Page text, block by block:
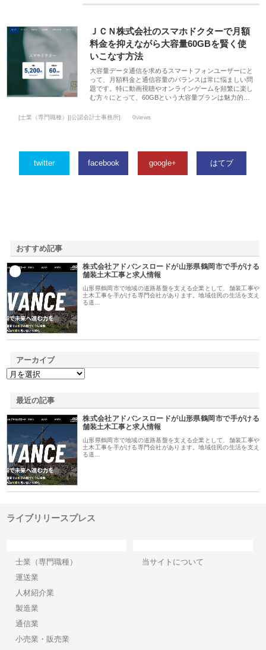
ＪＣＮ株式会社のスマホドクターで月額
料金を抑えながら大容量60GBを賢く使
いこなす方法
大容量データ通信を求めるスマートフォンユーザーにと
って、月額料金と通信容量のバランスは常に悩ましい問
題です。特に動画視聴やオンラインゲームを頻繁に楽し
む方々にとって、60GBという大容量プランは魅力的…
[士業（専門職種）][公認会計士事務所] 0views
twitter facebook google+ はてブ
おすすめ記事
株式会社アドバンスロードが山形県鶴岡市で手がける
舗装土木工事と求人情報
山形県鶴岡市で地域の道路基盤を支える企業として、舗装工事や
土木工事を手がける専門会社があります。地域住民の生活を支え
る道…
アーカイブ
最近の記事
株式会社アドバンスロードが山形県鶴岡市で手がける
舗装土木工事と求人情報
山形県鶴岡市で地域の道路基盤を支える企業として、舗装工事や
土木工事を手がける専門会社があります。地域住民の生活を支え
る道…
ライブリリースプレス
士業（専門職種）
運送業
人材紹介業
製造業
通信業
小売業・販売業
当サイトについて